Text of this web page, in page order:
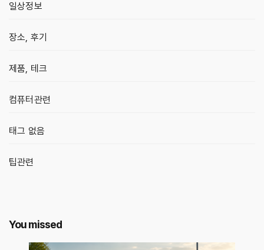
일상정보
장소, 후기
제품, 테크
컴퓨터관련
태그 없음
팁관련
You missed